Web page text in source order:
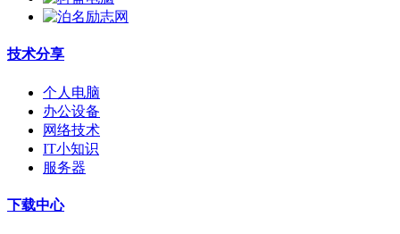
技术分享
个人电脑
办公设备
网络技术
IT小知识
服务器
下载中心